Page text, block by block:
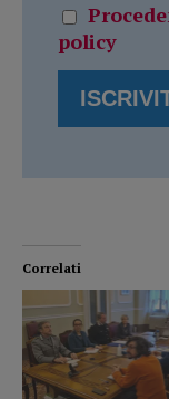
policy
Correlati